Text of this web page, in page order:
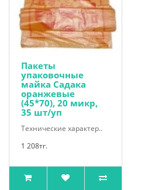
Пакеты
упаковочные
майка Садака
оранжевые
(45*70), 20 микр,
35 шт/уп
Технические характер..
1 208тг.